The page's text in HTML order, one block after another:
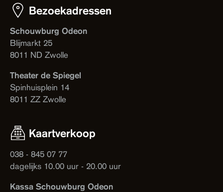
Bezoekadressen
Schouwburg Odeon
Blijmarkt 25
8011 ND Zwolle
Theater de Spiegel
Spinhuisplein 14
8011 ZZ Zwolle
Kaartverkoop
038 - 845 07 77
dagelijks 10.00 uur - 20.00 uur
Kassa Schouwburg Odeon